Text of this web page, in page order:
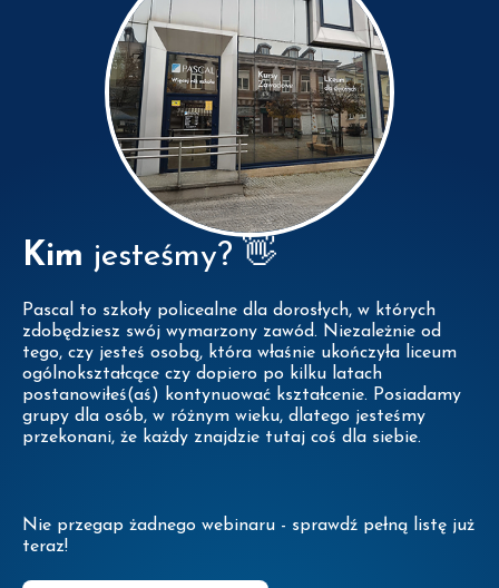
Kim jesteśmy? 👋
Pascal to szkoły policealne dla dorosłych, w których
zdobędziesz swój wymarzony zawód. Niezależnie od
tego, czy jesteś osobą, która właśnie ukończyła liceum
ogólnokształcące czy dopiero po kilku latach
postanowiłeś(aś) kontynuować kształcenie. Posiadamy
grupy dla osób, w różnym wieku, dlatego jesteśmy
przekonani, że każdy znajdzie tutaj coś dla siebie.
Nie przegap żadnego webinaru - sprawdź pełną listę już
teraz!